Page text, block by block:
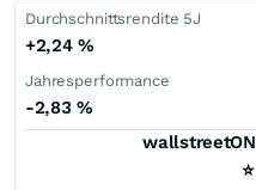
Durchschnittsrendite 5J
+2,24%
Jahresperformance
-2,83%
⭐